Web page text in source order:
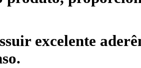
excelente